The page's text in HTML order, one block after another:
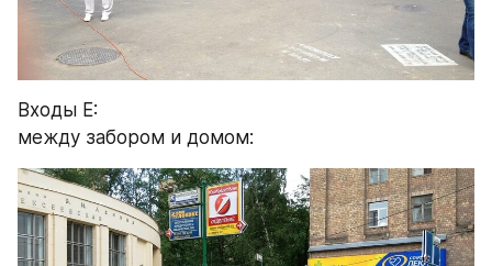
Входы Е:
между забором и домом: